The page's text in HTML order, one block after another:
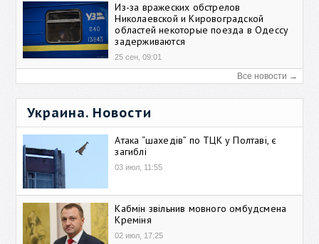
Из-за вражеских обстрелов
Николаевской и Кировоградской
областей некоторые поезда в Одессу
задерживаются
25 сен, 09:01
Все новости →
Украина. Новости
Атака “шахедів” по ТЦК у Полтаві, є
загиблі
03 июл, 11:55
Кабмін звільнив мовного омбудсмена
Креміня
02 июл, 17:25